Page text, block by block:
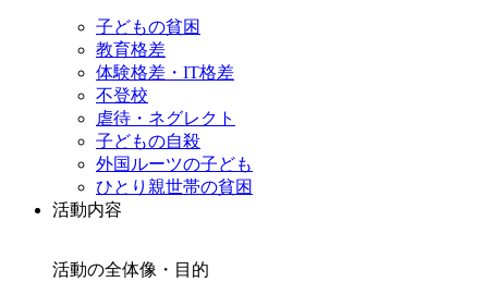
子どもの貧困
教育格差
体験格差・IT格差
不登校
虐待・ネグレクト
子どもの自殺
外国ルーツの子ども
ひとり親世帯の貧困
活動内容
活動の全体像・目的